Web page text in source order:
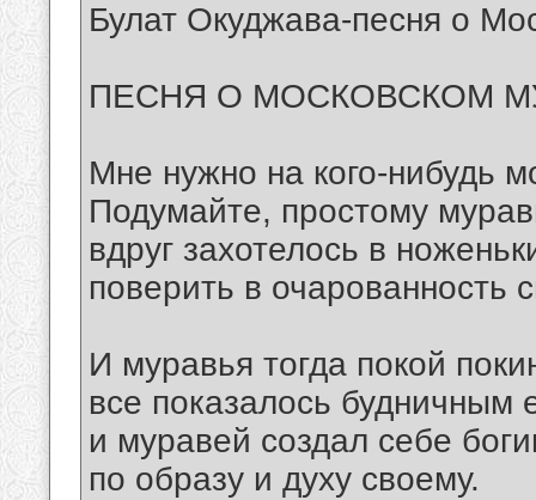
Булат Окуджава-песня о
ПЕСНЯ О МОСКОВСКОМ
Мне нужно на кого-нибудь
Подумайте, простому
вдруг захотелось в
поверить в очарованность
И муравья тогда покой
все показалось будничным
и муравей создал себе
по образу и духу своему.